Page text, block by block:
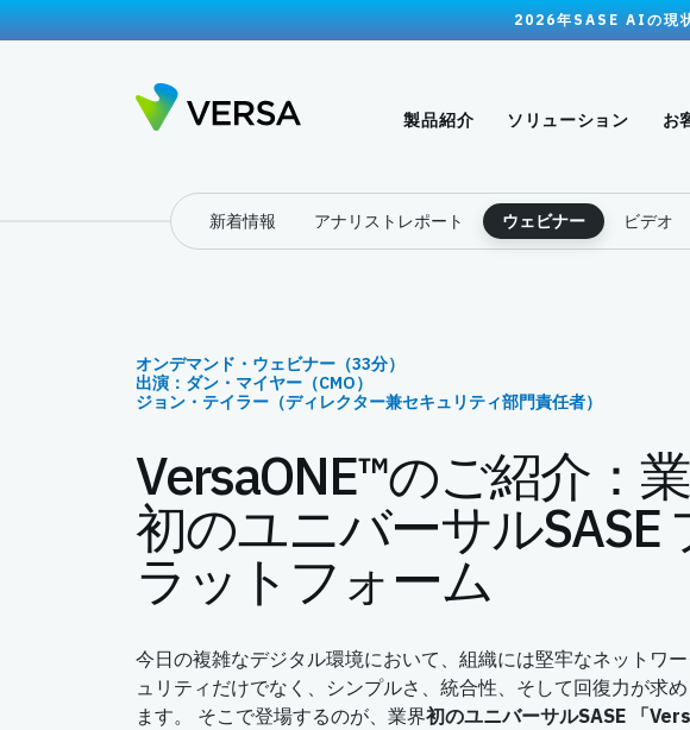
2026年SASE AIの現
製品紹介 ソリューション お
新着情報 アナリストレポート ウェビナー ビデオ
オンデマンド・ウェビナー（33分）
出演：ダン・マイヤー（CMO）
ジョン・テイラー（ディレクター兼セキュリティ部門責任者）
VersaONE™のご紹介：
初のユニバーサルSASE
ラットフォーム
今日の複雑なデジタル環境において、組織には堅牢なネットワ
ュリティだけでなく、シンプルさ、統合性、そして回復力が求
ます。 そこで登場するのが、業界初のユニバーサルSASE
「